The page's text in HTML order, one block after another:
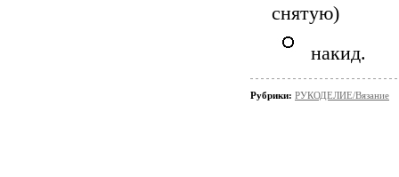
снятую)
накид.
Рубрики: РУКОДЕЛИЕ/Вязание